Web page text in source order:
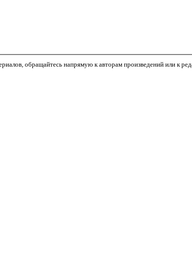
обращайтесь напрямую к авторам произведений или к